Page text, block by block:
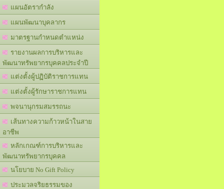
แผนอัตรากำลัง
แผนพัฒนาบุคลากร
มาตรฐานกำหนดตำแหน่ง
รายงานผลการบริหารและ
พัฒนาทรัพยากรบุคคลประจำปี
แต่งตั้งผู้ปฏิบัติราชการแทน
แต่งตั้งผู้รักษาราชการแทน
พจนานุกรมสมรรถนะ
เส้นทางความก้าวหน้าในสาย
อาชีพ
หลักเกณฑ์การบริหารและ
พัฒนาทรัพยากรบุคคล
นโยบาย No Gift Policy
ประมวลจริยธรรมของ